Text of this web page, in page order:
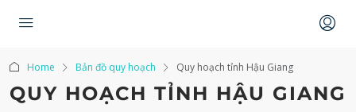
Home Bản đồ quy hoạch Quy hoạch tỉnh Hậu Giang
QUY HOẠCH TỈNH HẬU GIANG